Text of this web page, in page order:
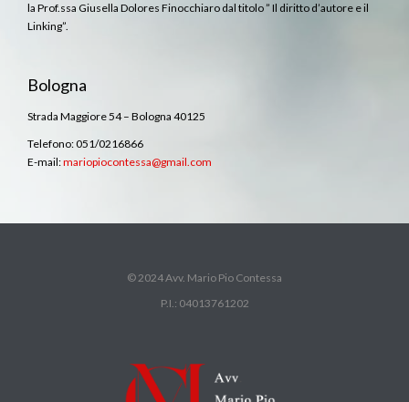
la Prof.ssa Giusella Dolores Finocchiaro dal titolo ” Il diritto d’autore e il
Linking”.
Bologna
Strada Maggiore 54 – Bologna 40125
Telefono: 051/0216866
E-mail:mariopiocontessa@gmail.com
© 2024 Avv. Mario Pio Contessa
P.I.: 04013761202